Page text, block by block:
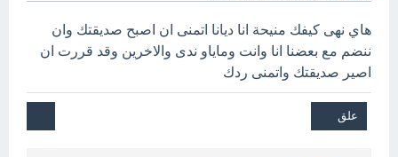
هاي نهى كيفك منيحة انا ديانا اتمنى ان اصبح صديقتك وان
ننضم مع بعضنا انا وانت وماياو ندى والاخرين وقد قررت ان
اصير صديقتك واتمنى ردك